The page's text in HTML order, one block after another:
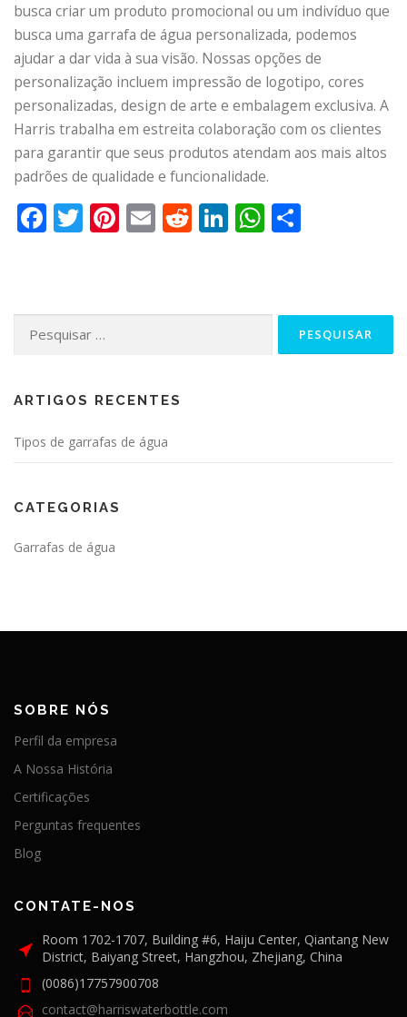
busca criar um produto promocional ou um indivíduo que
busca uma garrafa de água personalizada, podemos
ajudar a dar vida à sua visão. Nossas opções de
personalização incluem impressão de logotipo, cores
personalizadas, design de arte e embalagem exclusiva. A
Harris trabalha em estreita colaboração com os clientes
para garantir que seus produtos atendam aos mais altos
padrões de qualidade e funcionalidade.
Facebook
Twitter
Pinterest
EmailReddit
LinkedIn
WhatsApp
Pesquisar
ARTIGOS RECENTES
Tipos de garrafas de água
CATEGORIAS
Garrafas de água
SOBRE NÓS
Perfil da empresa
A Nossa História
Certificações
Perguntas frequentes
Blog
CONTATE-NOS
Room 1702-1707, Building #6, Haiju Center, Qiantang New
District, Baiyang Street, Hangzhou, Zhejiang, China
(0086)17757900708
contact@harriswaterbottle.com